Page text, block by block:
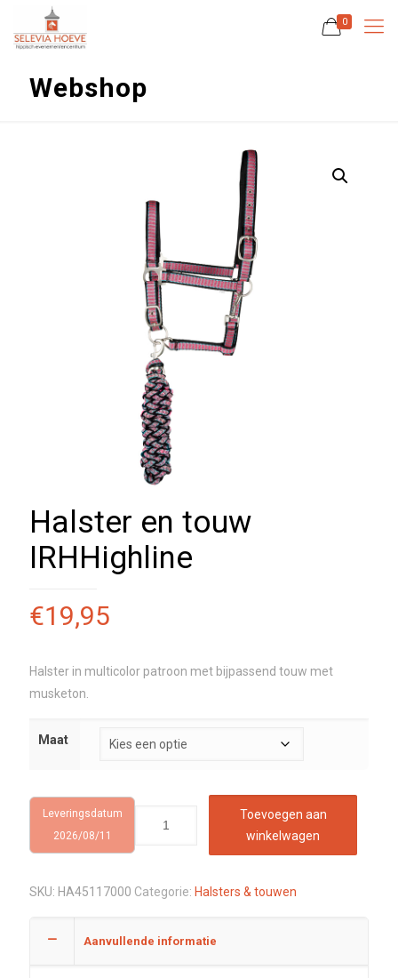
0
Webshop
Halster en touw
IRHHighline
€19,95
Halster in multicolor patroon met bijpassend touw met
musketon.
Maat
Leveringsdatum
2026/08/11
Toevoegen aan
winkelwagen
SKU: HA45117000 Categorie: Halsters & touwen
Aanvullende informatie